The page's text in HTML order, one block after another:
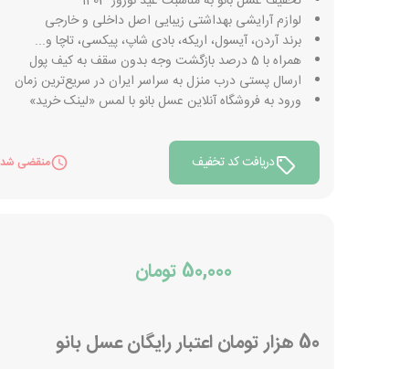
لوازم آرایشی بهداشتی زیبایی اصل داخلی و خارجی
برند آردن، آیسول، اریکه، بادی شاپ، پیکسی، تاچا و...
همراه با 5 درصد بازگشت وجه بدون سقف به کیف پول
ارسال پستی درب منزل به سراسر ایران در سریع‌ترین زمان
ورود به فروشگاه آنلاین عسل بانو با لمس «لینک خرید»
دریافت کد تخفیف منقضی
50,000 تومان
50 هزار تومان اعتبار رایگان عسل بانو